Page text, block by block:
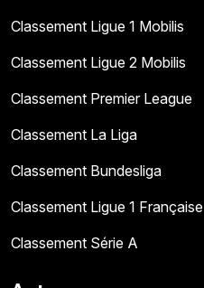
Classement Ligue 1 Mobilis
Classement Ligue 2 Mobilis
Classement Premier League
Classement La Liga
Classement Bundesliga
Classement Ligue 1 Française
Classement Série A